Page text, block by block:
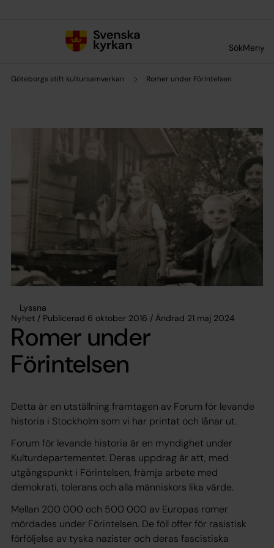
SökMeny
Göteborgs stift kultursamverkan Romer under Förintelsen
Lyssna
Nyhet / Publicerad 6 oktober 2016 / Ändrad 21 maj 2024
Romer under
Förintelsen
Detta är en utställning framtagen av Forum för levande
historia i Stockholm som vi har printat och lånar ut.
Forum för levande historia är en myndighet under
Kulturdepartementet. Deras uppdrag är att, med
utgångspunkt i Förintelsen, främja arbete med
demokrati, tolerans och alla människors lika värde.
Mellan 200 000 och 500 000 av Europas romer
mördades under Förintelsen. De föll offer för rasistisk
förföljelse av tyska nazister och deras fascistiska